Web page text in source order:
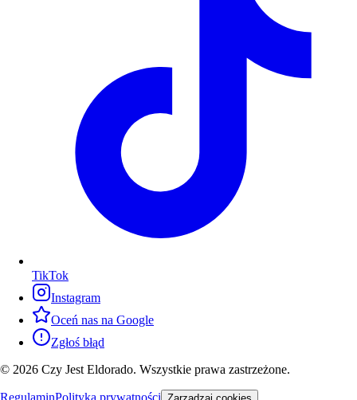
TikTok
Instagram
Oceń nas na Google
Zgłoś błąd
© 2026 Czy Jest Eldorado. Wszystkie prawa zastrzeżone.
RegulaminPolityka prywatności